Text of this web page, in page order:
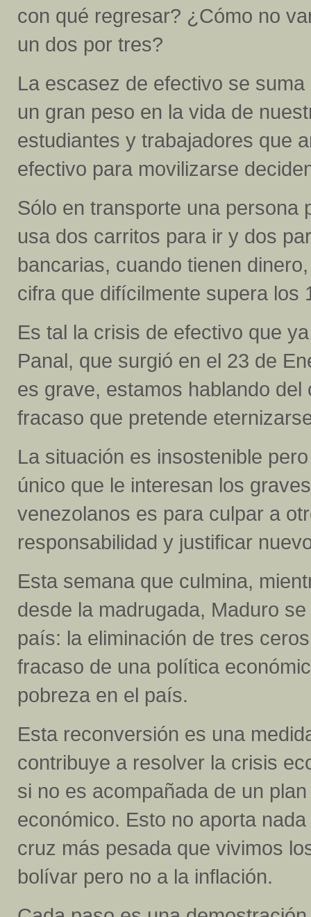
con qué regresar? ¿Cómo no
un dos por tres?
La escasez de efectivo se
un gran peso en la vida de
estudiantes y trabajadores que
efectivo para movilizarse
Sólo en transporte una persona
usa dos carritos para ir y dos
bancarias, cuando tienen
cifra que difícilmente supera los
Es tal la crisis de efectivo que
Panal, que surgió en el 23 de
es grave, estamos hablando
fracaso que pretende
La situación es insostenible
único que le interesan los
venezolanos es para culpar a
responsabilidad y justificar
Esta semana que culmina,
desde la madrugada, Maduro
país: la eliminación de tres
fracaso de una política
pobreza en el país.
Esta reconversión es una
contribuye a resolver la crisis
si no es acompañada de un
económico. Esto no aporta
cruz más pesada que vivimos
bolívar pero no a la inflación.